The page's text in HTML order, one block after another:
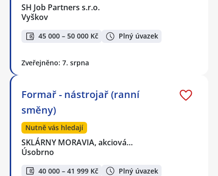
SH Job Partners s.r.o.
Vyškov
45 000 – 50 000 Kč Plný úvazek
Zveřejněno: 7. srpna
Formař - nástrojař (ranní
směny)
Nutně vás hledají
SKLÁRNY MORAVIA, akciová…
Úsobrno
40 000 – 41 999 Kč Plný úvazek